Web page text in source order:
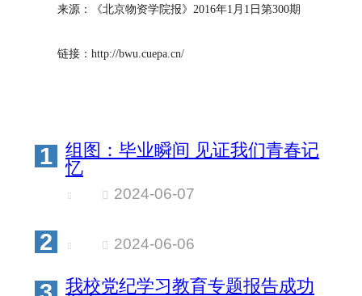
来源：《北京物资学院报》2016年1月1日第300期
链接：http://bwu.cuepa.cn/
1
组图：毕业瞬间 见证我们青春记
忆
2024-06-07
2 2024-06-06
我校党纪学习教育专题报告成功